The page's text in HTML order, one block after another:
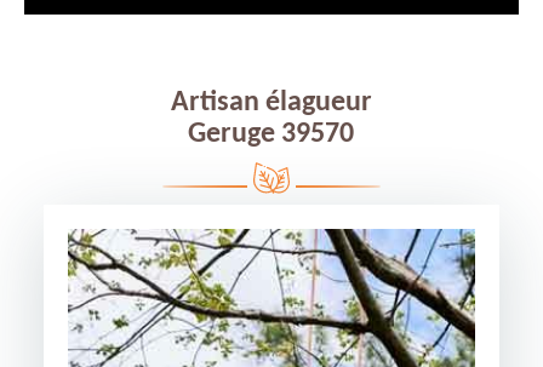
Artisan élagueur
Geruge 39570